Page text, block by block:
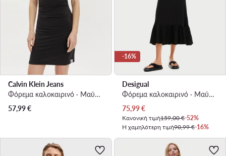
Calvin Klein Jeans
Φόρεμα καλοκαιρινό · Μαύρο · Mini
57,99€
-16%
Desigual
Φόρεμα καλοκαιρινό · Μαύρο · Midi
Τρέχουσα τιμή
75,99€
Κανονική τιμή159,00 €-52%
Η χαμηλότερη τιμή90,99 €-16%